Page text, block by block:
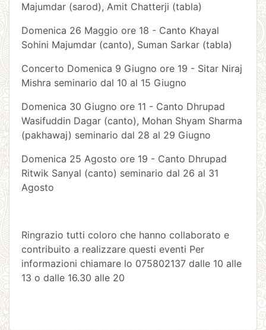
Majumdar (sarod), Amit Chatterji (tabla)
Domenica 26 Maggio ore 18 - Canto Khayal
Sohini Majumdar (canto), Suman Sarkar (tabla)
Concerto Domenica 9 Giugno ore 19 - Sitar Niraj
Mishra seminario dal 10 al 15 Giugno
Domenica 30 Giugno ore 11 - Canto Dhrupad
Wasifuddin Dagar (canto), Mohan Shyam Sharma
(pakhawaj) seminario dal 28 al 29 Giugno
Domenica 25 Agosto ore 19 - Canto Dhrupad
Ritwik Sanyal (canto) seminario dal 26 al 31
Agosto
Ringrazio tutti coloro che hanno collaborato e
contribuito a realizzare questi eventi Per
informazioni chiamare lo 075802137 dalle 10 alle
13 o dalle 16.30 alle 20